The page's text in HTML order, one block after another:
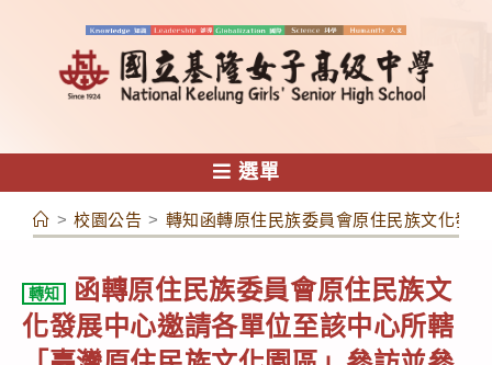
容
選單
> 校園公告 > 轉知函轉原住民族委員會原住民族文化發
轉知
函轉原住民族委員會原住民族文
化發展中心邀請各單位至該中心所轄